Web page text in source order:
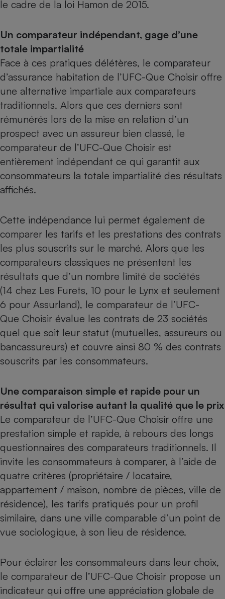
le cadre de la loi Hamon de 2015.
Un comparateur indépendant, gage d’une
totale impartialité
Face à ces pratiques délétères, le comparateur
d’assurance habitation de l’UFC-Que Choisir offre
une alternative impartiale aux comparateurs
traditionnels. Alors que ces derniers sont
rémunérés lors de la mise en relation d’un
prospect avec un assureur bien classé, le
comparateur de l’UFC-Que Choisir est
entièrement indépendant ce qui garantit aux
consommateurs la totale impartialité des résultats
affichés.
Cette indépendance lui permet également de
comparer les tarifs et les prestations des contrats
les plus souscrits sur le marché. Alors que les
comparateurs classiques ne présentent les
résultats que d’un nombre limité de sociétés
(14 chez Les Furets, 10 pour le Lynx et seulement
6 pour Assurland), le comparateur de l’UFC-
Que Choisir évalue les contrats de 23 sociétés
quel que soit leur statut (mutuelles, assureurs ou
bancassureurs) et couvre ainsi 80 % des contrats
souscrits par les consommateurs.
Une comparaison simple et rapide pour un
résultat qui valorise autant la qualité que le prix
Le comparateur de l’UFC-Que Choisir offre une
prestation simple et rapide, à rebours des longs
questionnaires des comparateurs traditionnels. Il
invite les consommateurs à comparer, à l’aide de
quatre critères (propriétaire / locataire,
appartement / maison, nombre de pièces, ville de
résidence), les tarifs pratiqués pour un profil
similaire, dans une ville comparable d’un point de
vue sociologique, à son lieu de résidence.
Pour éclairer les consommateurs dans leur choix,
le comparateur de l’UFC-Que Choisir propose un
indicateur qui offre une appréciation globale de
Robot ménager